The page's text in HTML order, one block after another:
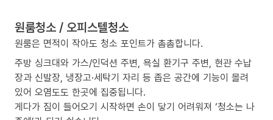
원룸청소 / 오피스텔청소
원룸은 면적이 작아도 청소 포인트가 촘촘합니다.
주방 싱크대와 가스/인덕션 주변, 욕실 환기구 주변, 현관 수납
장과 신발장, 냉장고·세탁기 자리 등 좁은 공간에 기능이 몰려
있어 오염도도 한곳에 집중됩니다.
게다가 짐이 들어오기 시작하면 손이 닿기 어려워져 ‘청소는 나